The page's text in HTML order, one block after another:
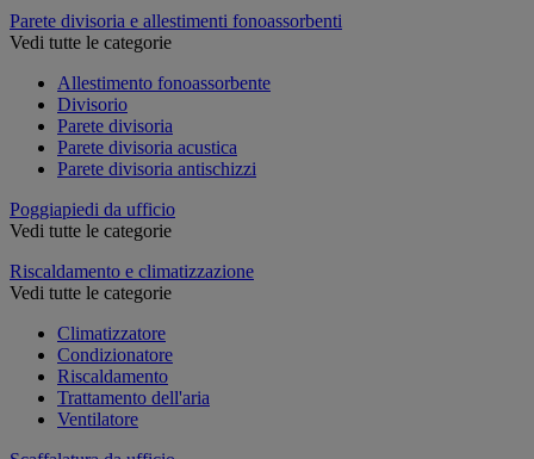
Parete divisoria e allestimenti fonoassorbenti
Vedi tutte le categorie
Allestimento fonoassorbente
Divisorio
Parete divisoria
Parete divisoria acustica
Parete divisoria antischizzi
Poggiapiedi da ufficio
Vedi tutte le categorie
Riscaldamento e climatizzazione
Vedi tutte le categorie
Climatizzatore
Condizionatore
Riscaldamento
Trattamento dell'aria
Ventilatore